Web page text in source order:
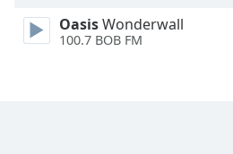
OasisWonderwall
100.7 BOB FM